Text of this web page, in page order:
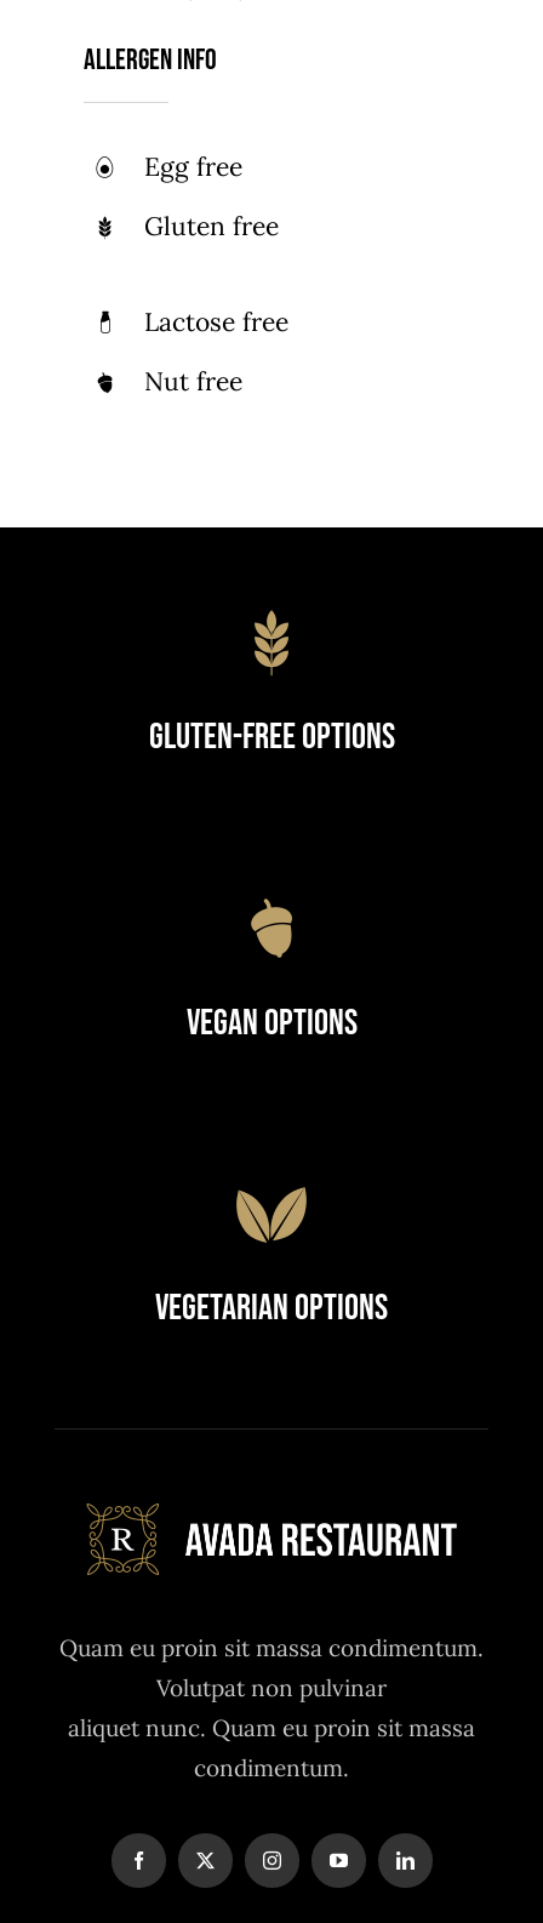
Allergen Info
Egg free
Gluten free
Lactose free
Nut free
Gluten-Free Options
Vegan Options
Vegetarian Options
Quam eu proin sit massa condimentum.
Volutpat non pulvinar
aliquet nunc. Quam eu proin sit massa
condimentum.